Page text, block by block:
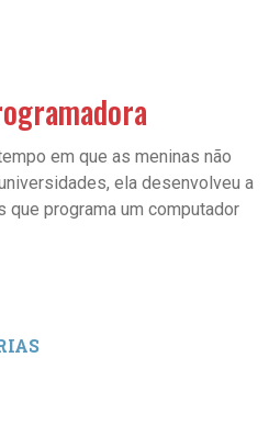
em que as meninas não
ela desenvolveu a
programa um computador